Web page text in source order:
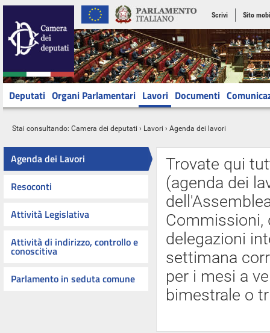
Scrivi Sito
Deputati Organi Parlamentari Lavori Documenti
Stai consultando: Camera dei deputati › Lavori › Agenda dei lavori
Agenda dei Lavori
Resoconti
Attività Legislativa
Attività di indirizzo, controllo e
conoscitiva
Parlamento in seduta comune
Trovate qui
(agenda dei
Commissioni,
delegazioni
settimana
per i mesi a
bimestrale o